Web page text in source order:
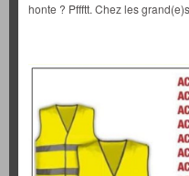
honte ? Pffftt. Chez les